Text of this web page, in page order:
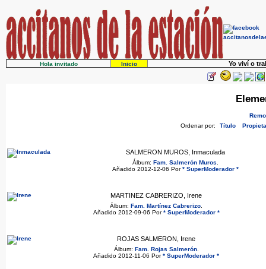
Hola invitado Inicio Yo viví o
Ordenar por:
Título
SALMERON MUROS, Inmaculada
Álbum: Fam. Salmerón Muros
Añadido 2012-12-06 Por* SuperModerador *
MARTINEZ CABRERIZO, Irene
Álbum: Fam. Martínez Cabrerizo
Añadido 2012-09-06 Por* SuperModerador *
ROJAS SALMERON, Irene
Álbum: Fam. Rojas Salmerón.
Añadido 2012-11-06 Por* SuperModerador *